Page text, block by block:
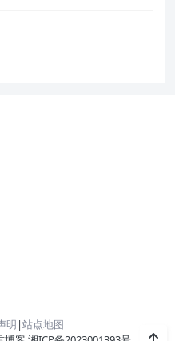
明 |站点地图